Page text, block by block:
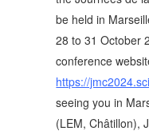
be held in
28 to 31 October
conference
https://
seeing you in
(LEM, Châtillon),